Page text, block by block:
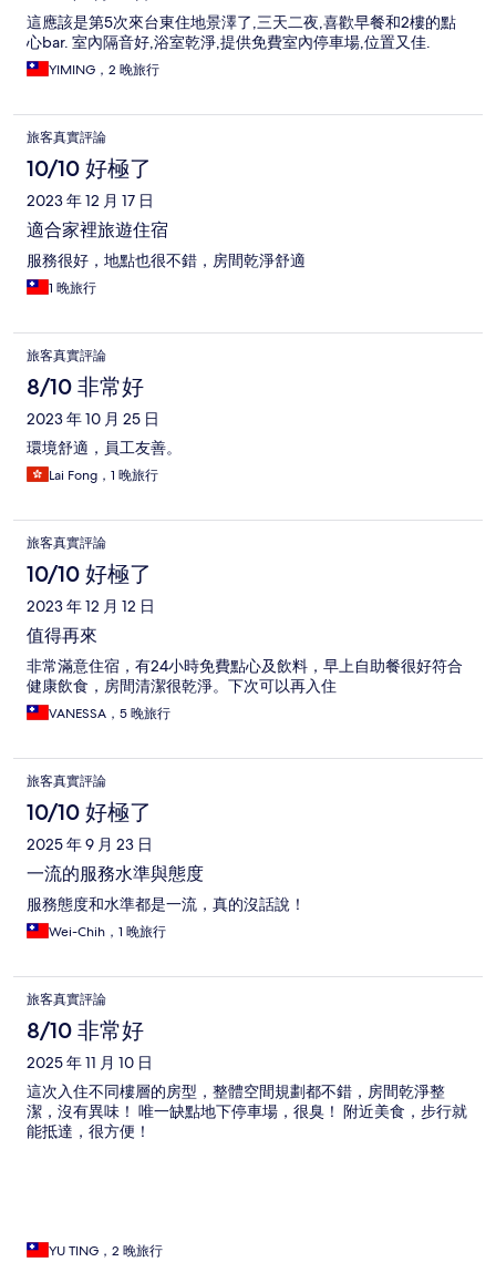
這應該是第5次來台東住地景澤了,三天二夜,喜歡早餐和2樓的點
心bar. 室內隔音好,浴室乾淨,提供免費室內停車場,位置又佳.
YIMING，2 晚旅行
旅客真實評論
10/10 好極了
2023 年 12 月 17 日
適合家裡旅遊住宿
服務很好，地點也很不錯，房間乾淨舒適
1 晚旅行
旅客真實評論
8/10 非常好
2023 年 10 月 25 日
環境舒適，員工友善。
Lai Fong，1 晚旅行
旅客真實評論
10/10 好極了
2023 年 12 月 12 日
值得再來
非常滿意住宿，有24小時免費點心及飲料，早上自助餐很好符合
健康飲食，房間清潔很乾淨。下次可以再入住
VANESSA，5 晚旅行
旅客真實評論
10/10 好極了
2025 年 9 月 23 日
一流的服務水準與態度
服務態度和水準都是一流，真的沒話說！
Wei-Chih，1 晚旅行
旅客真實評論
8/10 非常好
2025 年 11 月 10 日
這次入住不同樓層的房型，整體空間規劃都不錯，房間乾淨整
潔，沒有異味！ 唯一缺點地下停車場，很臭！ 附近美食，步行就
能抵達，很方便！
YU TING，2 晚旅行